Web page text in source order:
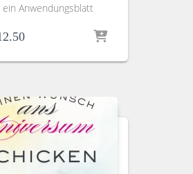
ein Anwendungsblatt